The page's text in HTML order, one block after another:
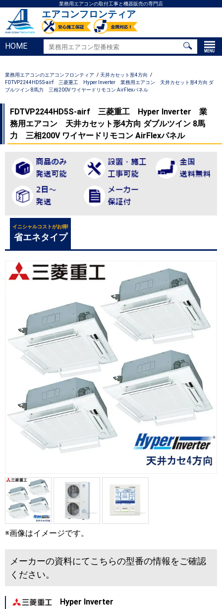
業務用エアコンの取付工事と機器販売の専門店
エアコンフロンティア
HOME
業務用エアコンのエアコンフロンティア
天井カセット形4方向
FDTVP2244HD5S-airf 三菱重工 Hyper Inverter 業務用エアコン 天井カセット形4方向 ダ
ブルツイン 8馬力 三相200V ワイヤードリモコン AirFlexパネル
FDTVP2244HD5S-airf 三菱重工 Hyper Inverter 業
務用エアコン 天井カセット形4方向 ダブルツイン 8馬
力 三相200V ワイヤードリモコン AirFlexパネル
イニシャルコストがお得!
省エネタイプ
※画像はイメージです。
メーカーの資料にてこちらの型番の情報をご確認
ください。
Hyper Inverter